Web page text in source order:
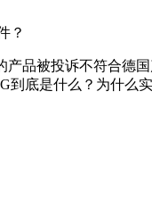
？
品被投诉不符合德
底是什么？为什么